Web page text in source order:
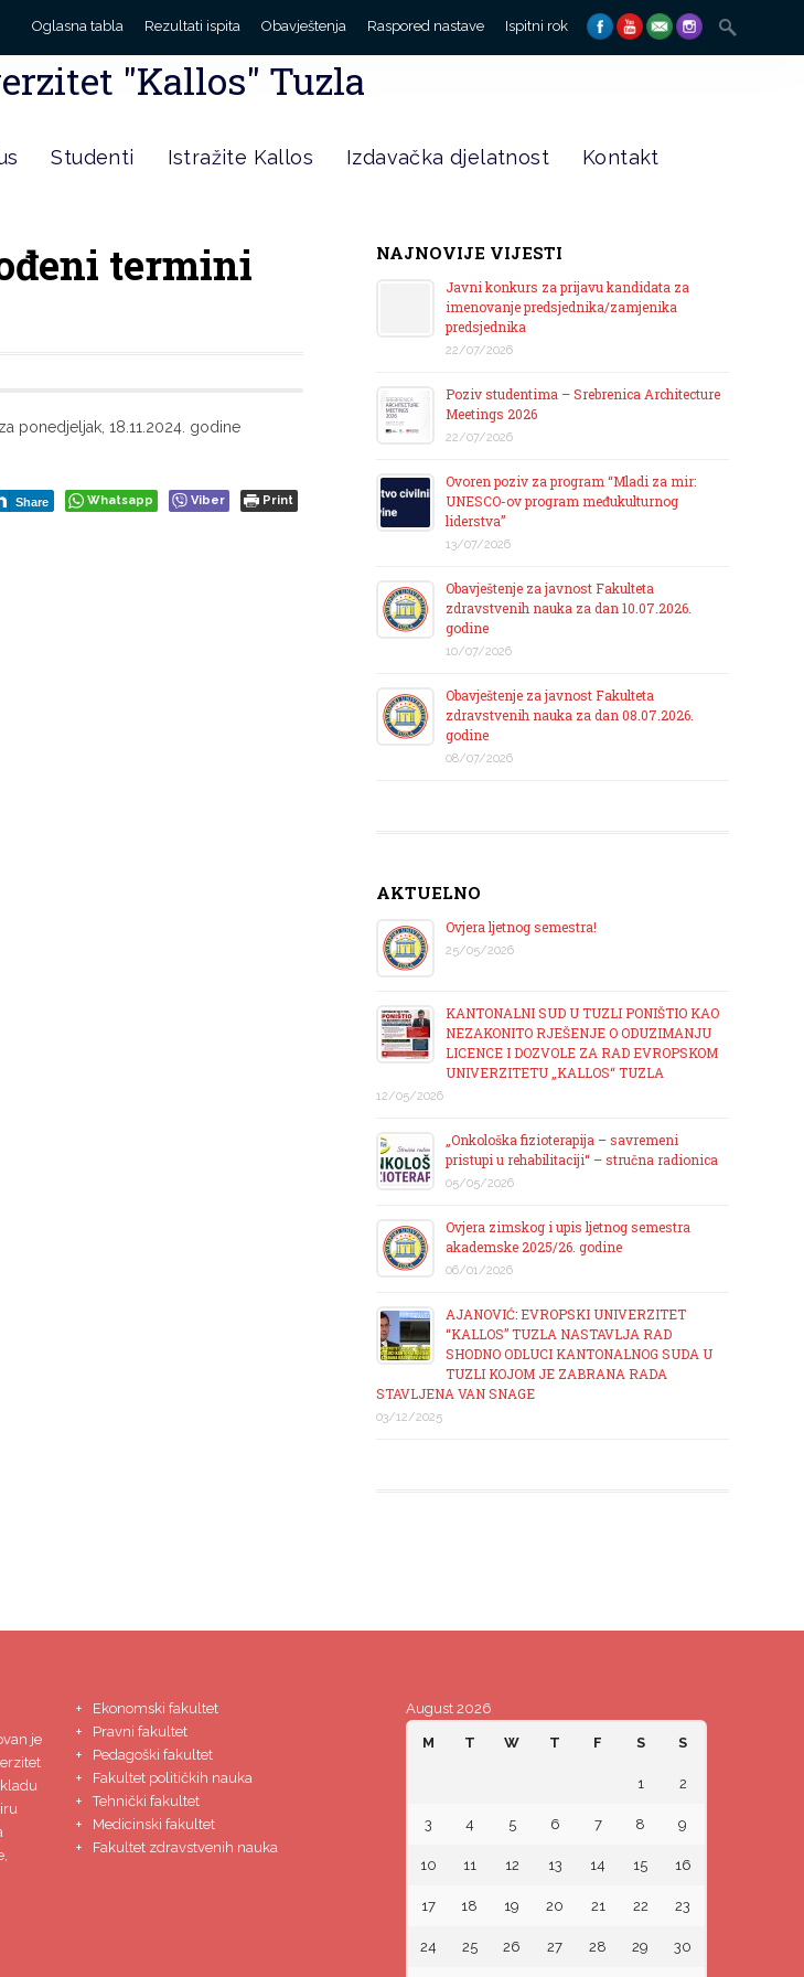
Oglasna tabla Rezultati ispita Obavještenja Raspored nastave Ispitni rok
Search
for:
"Kallos" Tuzla
Studenti Istražite Kallos Izdavačka djelatnost Kontakt
termini
ponedjeljak, 18.11.2024. godine
Share Whatsapp Viber Print
NAJNOVIJE VIJESTI
Javni konkurs za prijavu kandidata za
imenovanje predsjednika/zamjenika
predsjednika
22/07/2026
Poziv studentima – Srebrenica Architecture
Meetings 2026
22/07/2026
Ovoren poziv za program “Mladi za mir:
UNESCO-ov program međukulturnog
liderstva”
13/07/2026
Obavještenje za javnost Fakulteta
zdravstvenih nauka za dan 10.07.2026.
godine
10/07/2026
Obavještenje za javnost Fakulteta
zdravstvenih nauka za dan 08.07.2026.
godine
08/07/2026
AKTUELNO
Ovjera ljetnog semestra!
25/05/2026
KANTONALNI SUD U TUZLI PONIŠTIO KAO
NEZAKONITO RJEŠENJE O ODUZIMANJU
LICENCE I DOZVOLE ZA RAD EVROPSKOM
UNIVERZITETU „KALLOS“ TUZLA
12/05/2026
„Onkološka fizioterapija – savremeni
pristupi u rehabilitaciji“ – stručna radionica
05/05/2026
Ovjera zimskog i upis ljetnog semestra
akademske 2025/26. godine
06/01/2026
AJANOVIĆ: EVROPSKI UNIVERZITET
“KALLOS” TUZLA NASTAVLJA RAD
SHODNO ODLUCI KANTONALNOG SUDA U
TUZLI KOJOM JE ZABRANA RADA
STAVLJENA VAN SNAGE
03/12/2025
je
Ekonomski fakultet
Pravni fakultet
Pedagoški fakultet
Fakultet političkih nauka
Tehnički fakultet
Medicinski fakultet
Fakultet zdravstvenih nauka
August 2026
M T W T F S S
1 2
3 4 5 6 7 8 9
10 11 12 13 14 15 16
17 18 19 20 21 22 23
24 25 26 27 28 29 30